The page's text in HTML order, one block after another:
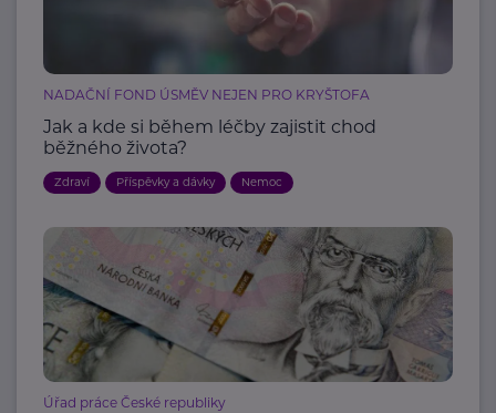
NADAČNÍ FOND ÚSMĚV NEJEN PRO KRYŠTOFA
Jak a kde si během léčby zajistit chod
běžného života?
Zdraví Příspěvky a dávky Nemoc
Úřad práce České republiky